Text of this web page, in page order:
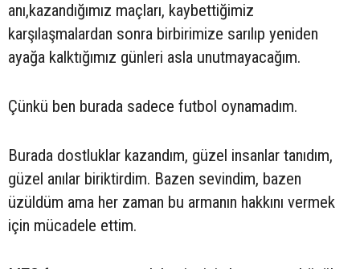
anı,kazandığımız maçları, kaybettiğimiz
karşılaşmalardan sonra birbirimize sarılıp yeniden
ayağa kalktığımız günleri asla unutmayacağım.
Çünkü ben burada sadece futbol oynamadım.
Burada dostluklar kazandım, güzel insanlar tanıdım,
güzel anılar biriktirdim. Bazen sevindim, bazen
üzüldüm ama her zaman bu armanın hakkını vermek
için mücadele ettim.